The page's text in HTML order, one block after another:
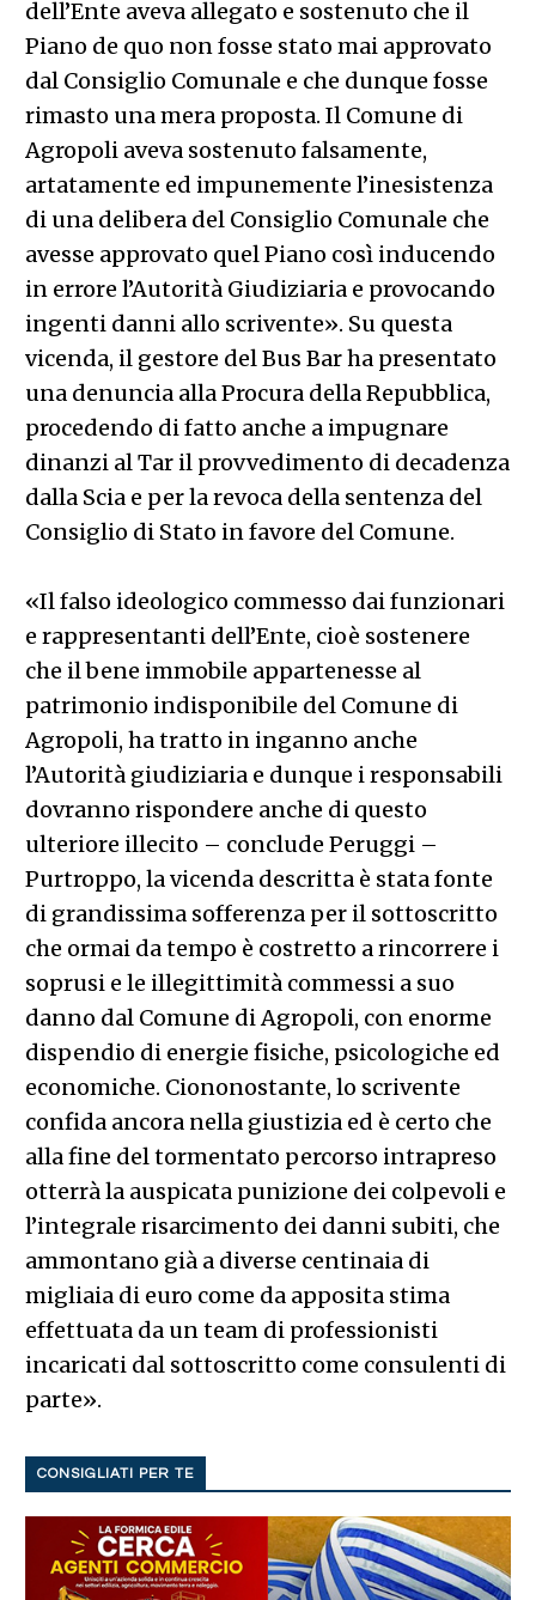
dell’Ente aveva allegato e sostenuto che il
Piano de quo non fosse stato mai approvato
dal Consiglio Comunale e che dunque fosse
rimasto una mera proposta. Il Comune di
Agropoli aveva sostenuto falsamente,
artatamente ed impunemente l’inesistenza
di una delibera del Consiglio Comunale che
avesse approvato quel Piano così inducendo
in errore l’Autorità Giudiziaria e provocando
ingenti danni allo scrivente». Su questa
vicenda, il gestore del Bus Bar ha presentato
una denuncia alla Procura della Repubblica,
procedendo di fatto anche a impugnare
dinanzi al Tar il provvedimento di decadenza
dalla Scia e per la revoca della sentenza del
Consiglio di Stato in favore del Comune.
«Il falso ideologico commesso dai funzionari
e rappresentanti dell’Ente, cioè sostenere
che il bene immobile appartenesse al
patrimonio indisponibile del Comune di
Agropoli, ha tratto in inganno anche
l’Autorità giudiziaria e dunque i responsabili
dovranno rispondere anche di questo
ulteriore illecito – conclude Peruggi –
Purtroppo, la vicenda descritta è stata fonte
di grandissima sofferenza per il sottoscritto
che ormai da tempo è costretto a rincorrere i
soprusi e le illegittimità commessi a suo
danno dal Comune di Agropoli, con enorme
dispendio di energie fisiche, psicologiche ed
economiche. Ciononostante, lo scrivente
confida ancora nella giustizia ed è certo che
alla fine del tormentato percorso intrapreso
otterrà la auspicata punizione dei colpevoli e
l’integrale risarcimento dei danni subiti, che
ammontano già a diverse centinaia di
migliaia di euro come da apposita stima
effettuata da un team di professionisti
incaricati dal sottoscritto come consulenti di
parte».
CONSIGLIATI PER TE